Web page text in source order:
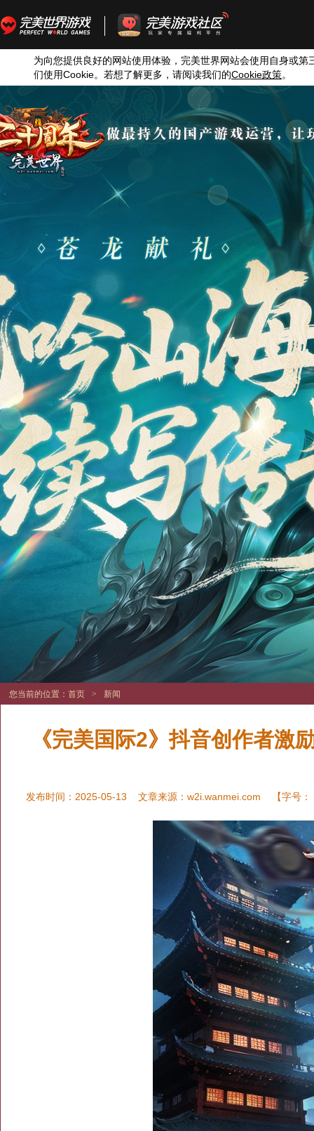
为向您提供良好的网站使用体验，完美世界网站会使用自身或第
们使用Cookie。若想了解更多，请阅读我们的Cookie政策。
您当前的位置： 首页 > 新闻
《完美国际2》抖音创作者激
发布时间：2025-05-13 文章来源： w2i.wanmei.com 【字号：